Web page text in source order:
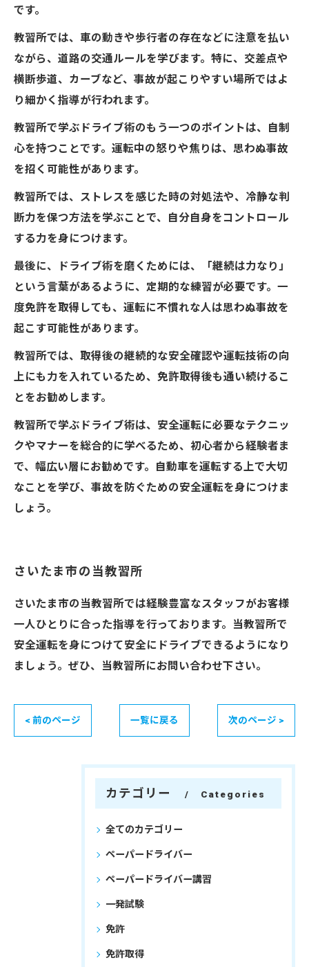
です。
教習所では、車の動きや歩行者の存在などに注意を払い
ながら、道路の交通ルールを学びます。特に、交差点や
横断歩道、カーブなど、事故が起こりやすい場所ではよ
り細かく指導が行われます。
教習所で学ぶドライブ術のもう一つのポイントは、自制
心を持つことです。運転中の怒りや焦りは、思わぬ事故
を招く可能性があります。
教習所では、ストレスを感じた時の対処法や、冷静な判
断力を保つ方法を学ぶことで、自分自身をコントロール
する力を身につけます。
最後に、ドライブ術を磨くためには、「継続は力なり」
という言葉があるように、定期的な練習が必要です。一
度免許を取得しても、運転に不慣れな人は思わぬ事故を
起こす可能性があります。
教習所では、取得後の継続的な安全確認や運転技術の向
上にも力を入れているため、免許取得後も通い続けるこ
とをお勧めします。
教習所で学ぶドライブ術は、安全運転に必要なテクニッ
クやマナーを総合的に学べるため、初心者から経験者ま
で、幅広い層にお勧めです。自動車を運転する上で大切
なことを学び、事故を防ぐための安全運転を身につけま
しょう。
さいたま市の当教習所
さいたま市の当教習所では経験豊富なスタッフがお客様
一人ひとりに合った指導を行っております。当教習所で
安全運転を身につけて安全にドライブできるようになり
ましょう。ぜひ、当教習所にお問い合わせ下さい。
< 前のページ 一覧に戻る 次のページ >
カテゴリー Categories
全てのカテゴリー
ペーパードライバー
ペーパードライバー講習
一発試験
免許
免許取得